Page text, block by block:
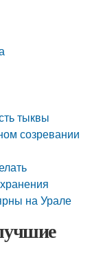
тыквы
созревании
на Урале